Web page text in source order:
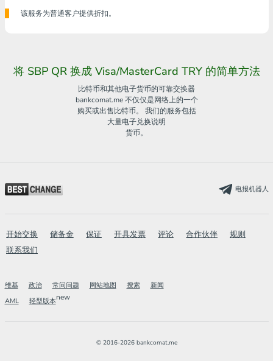
该服务为普通客户提供折扣。
将 SBP QR 换成 Visa/MasterCard TRY 的简单方法
比特币和其他电子货币的可靠交换器
bankcomat.me 不仅仅是网络上的一个
购买或出售比特币。 我们的服务包括
大量电子兑换说明
货币。
电报机器人
开始交换 储备金 保证 开具发票 评论 合作伙伴
规则
联系我们
维基 政治 常问问题 网站地图 搜索
新闻
AML
轻型版本new
© 2016-2026 bankcomat.me